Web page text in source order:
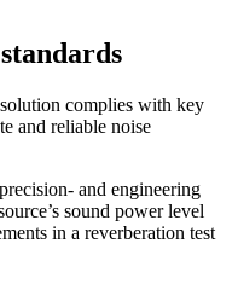
complies with key
and reliable noise
and engineering
sound power level
in a reverberation test